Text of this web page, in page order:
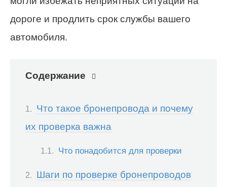
дороге и продлить срок службы вашего
автомобиля.
Содержание
Что такое бронепровода и почему
их проверка важна
Что понадобится для проверки
Шаги по проверке бронепроводов